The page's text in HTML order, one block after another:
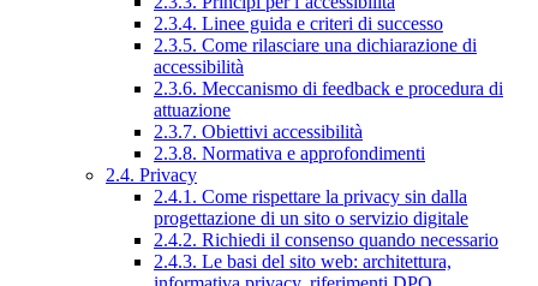
2.3.4. Linee guida e criteri di successo
2.3.5. Come rilasciare una dichiarazione di
accessibilità
2.3.6. Meccanismo di feedback e procedura di
attuazione
2.3.7. Obiettivi accessibilità
2.3.8. Normativa e approfondimenti
2.4. Privacy
2.4.1. Come rispettare la privacy sin dalla
progettazione di un sito o servizio digitale
2.4.2. Richiedi il consenso quando necessario
2.4.3. Le basi del sito web: architettura,